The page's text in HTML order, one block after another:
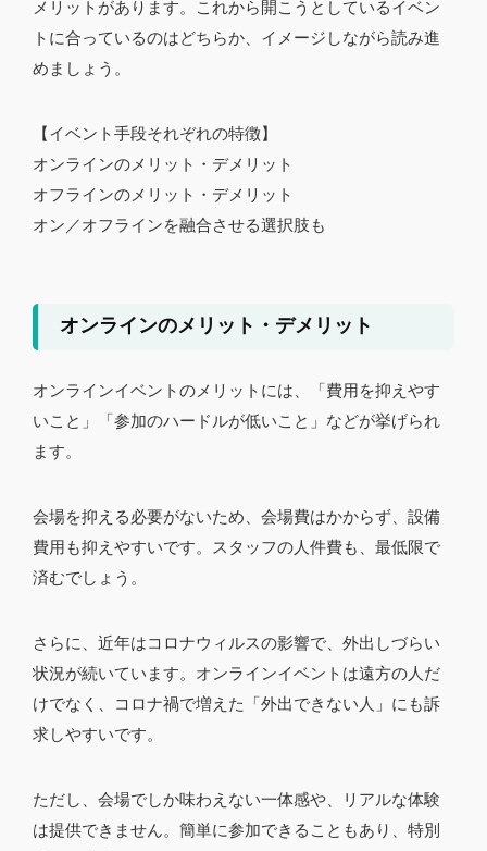
メリットがあります。これから開こうとしているイベン
トに合っているのはどちらか、イメージしながら読み進
めましょう。
【イベント手段それぞれの特徴】
オンラインのメリット・デメリット
オフラインのメリット・デメリット
オン／オフラインを融合させる選択肢も
オンラインのメリット・デメリット
オンラインイベントのメリットには、「費用を抑えやす
いこと」「参加のハードルが低いこと」などが挙げられ
ます。
会場を抑える必要がないため、会場費はかからず、設備
費用も抑えやすいです。スタッフの人件費も、最低限で
済むでしょう。
さらに、近年はコロナウィルスの影響で、外出しづらい
状況が続いています。オンラインイベントは遠方の人だ
けでなく、コロナ禍で増えた「外出できない人」にも訴
求しやすいです。
ただし、会場でしか味わえない一体感や、リアルな体験
は提供できません。簡単に参加できることもあり、特別